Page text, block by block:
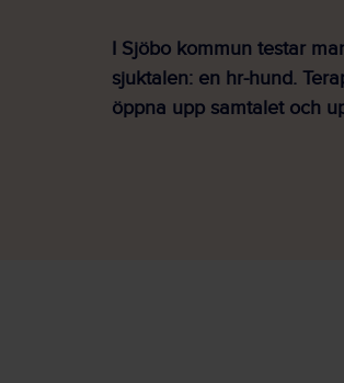
I Sjöbo kommun testar
sjuktalen: en hr-hund.
öppna upp samtalet och